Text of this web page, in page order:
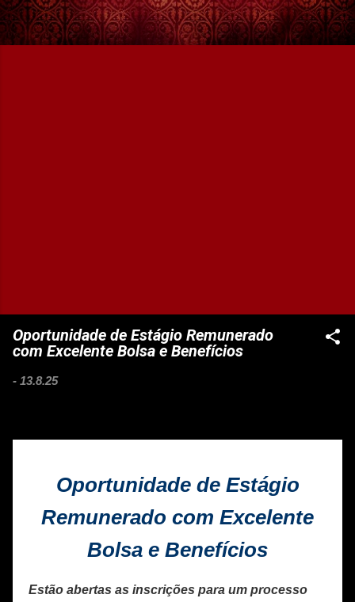
Oportunidade de Estágio Remunerado
com Excelente Bolsa e Benefícios
- 13.8.25
Oportunidade de Estágio
Remunerado com Excelente
Bolsa e Benefícios
Estão abertas as inscrições para um processo